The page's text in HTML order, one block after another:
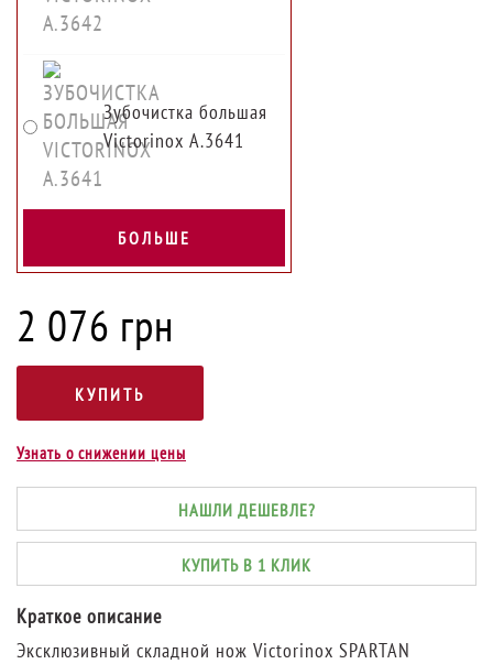
Зубочистка большая
Victorinox A.3641
БОЛЬШЕ
2 076 грн
Узнать о снижении цены
НАШЛИ ДЕШЕВЛЕ?
КУПИТЬ В 1 КЛИК
Краткое описание
Эксклюзивный складной нож Victorinox SPARTAN